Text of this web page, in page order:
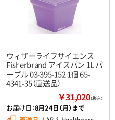
ウィザーライフサイエンス
Fisherbrand アイスパン 1L パ
ープル 03-395-152 1個 65-
4341-35（直送品）
￥31,020（税込）
お届け日：8月24日（月）まで